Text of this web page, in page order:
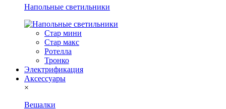
Напольные светильники
Стар мини
Стар макс
Ротелла
Тронко
Электрификация
Аксессуары
×
Вешалки